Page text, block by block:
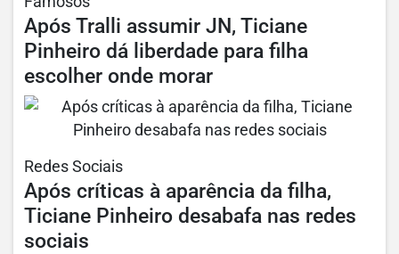
Após Tralli assumir JN, Ticiane
Pinheiro dá liberdade para filha
escolher onde morar
Redes Sociais
Após críticas à aparência da filha,
Ticiane Pinheiro desabafa nas redes
sociais